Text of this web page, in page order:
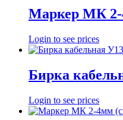
Маркер МК 2-
Login to see prices
Бирка
Login to see prices